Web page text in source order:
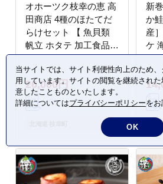
オホーツク枝幸の恵 高
田商店 4種のほたてだ
らけセット 【 魚貝類
帆立 ホタテ 加工食品
加工品 惣菜 冷凍 北海
道 】
26,000円
新
か
産
ケ
北
当サイトでは、サイト利便性向上のため
用しています。サイトの閲覧を継続され
意したことものといたします。
詳細についてはプライバシーポリシーをお
OK